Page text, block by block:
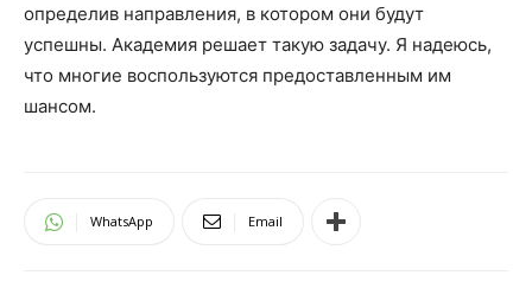
определив направления, в котором они будут
успешны. Академия решает такую задачу. Я надеюсь,
что многие воспользуются предоставленным им
шансом.
WhatsApp Email